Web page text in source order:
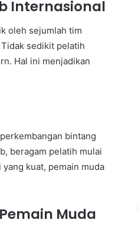
Internasional
oleh sejumlah tim
sedikit pelatih
Hal ini menjadikan
bintang
beragam pelatih mulai
kuat, pemain muda
Muda